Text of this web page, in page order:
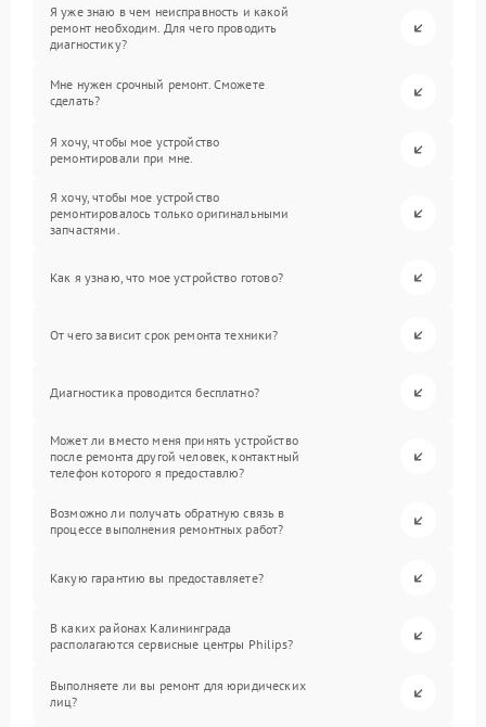
Я уже знаю в чем неисправность и какой
ремонт необходим. Для чего проводить
диагностику?
Мне нужен срочный ремонт. Сможете
сделать?
Я хочу, чтобы мое устройство
ремонтировали при мне.
Я хочу, чтобы мое устройство
ремонтировалось только оригинальными
запчастями.
Как я узнаю, что мое устройство готово?
От чего зависит срок ремонта техники?
Диагностика проводится бесплатно?
Может ли вместо меня принять устройство
после ремонта другой человек, контактный
телефон которого я предоставлю?
Возможно ли получать обратную связь в
процессе выполнения ремонтных работ?
Какую гарантию вы предоставляете?
В каких районах Калининграда
располагаются сервисные центры Philips?
Выполняете ли вы ремонт для юридических
лиц?